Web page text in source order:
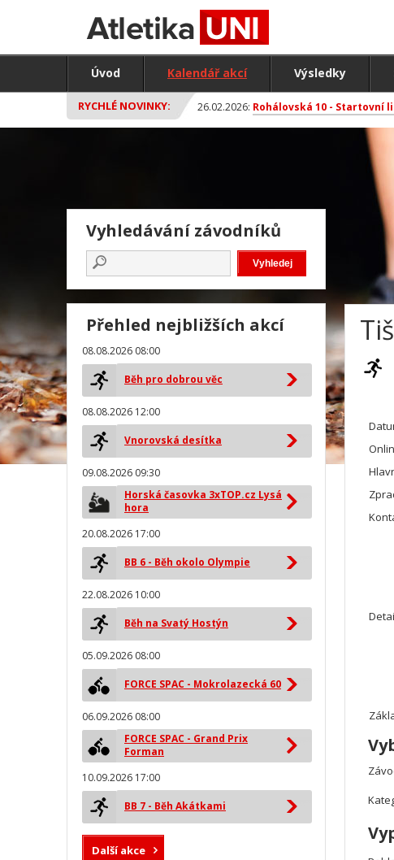
Úvod Kalendář akcí Výsledky
RYCHLÉ NOVINKY: 26.02.2026: Rohálovská 10 - Startovní
Vyhledávání závodníků
Přehled nejbližších akcí
08.08.2026 08:00
Běh pro dobrou věc
08.08.2026 12:00
Vnorovská desítka
09.08.2026 09:30
Horská časovka 3xTOP.cz Lysá
hora
20.08.2026 17:00
BB 6 - Běh okolo Olympie
22.08.2026 10:00
Běh na Svatý Hostýn
05.09.2026 08:00
FORCE SPAC - Mokrolazecká 60
06.09.2026 08:00
FORCE SPAC - Grand Prix
Forman
10.09.2026 17:00
BB 7 - Běh Akátkami
Další akce